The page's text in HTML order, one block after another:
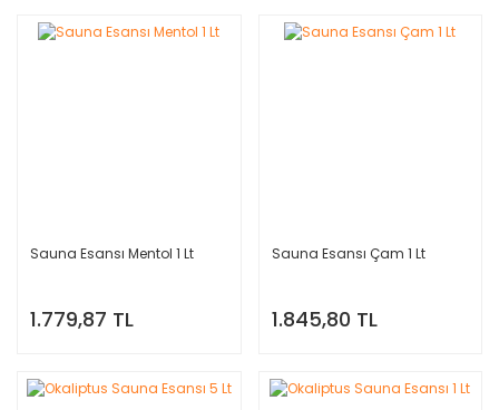
Sauna Esansı Mentol 1 Lt
1.779,87 TL
Sauna Esansı Çam 1 Lt
1.845,80 TL